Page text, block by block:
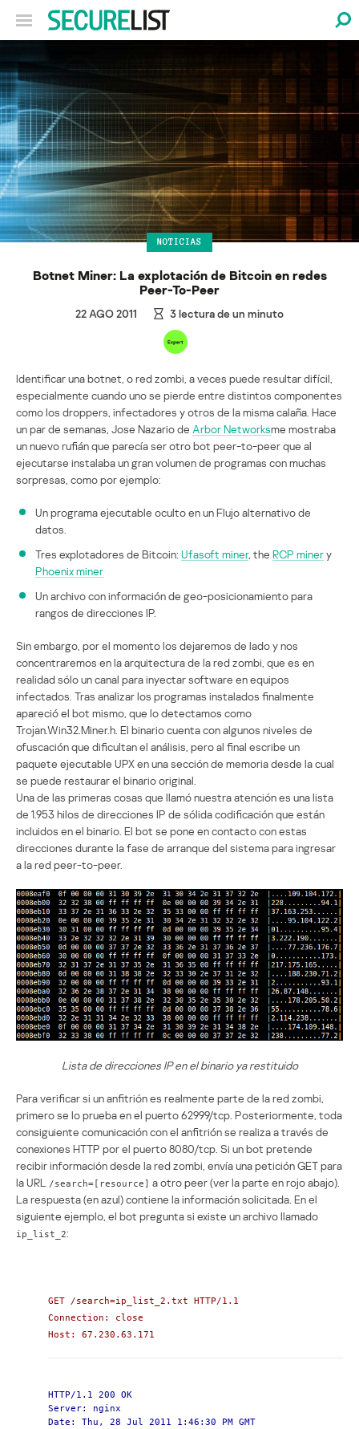
NOTICIAS
Botnet Miner: La explotación de Bitcoin en redes
Peer-To-Peer
22 AGO 2011 3lectura de un minuto
Identificar una botnet, o red zombi, a veces puede resultar difícil,
especialmente cuando uno se pierde entre distintos componentes
como los droppers, infectadores y otros de la misma calaña. Hace
un par de semanas, Jose Nazario de Arbor Networksme mostraba
un nuevo rufián que parecía ser otro bot peer-to-peer que al
ejecutarse instalaba un gran volumen de programas con muchas
sorpresas, como por ejemplo:
Un programa ejecutable oculto en un Flujo alternativo de
datos.
Tres explotadores de Bitcoin: Ufasoft miner, the RCP minery
Phoenix miner
Un archivo con información de geo-posicionamiento para
rangos de direcciones IP.
Sin embargo, por el momento los dejaremos de lado y nos
concentraremos en la arquitectura de la red zombi, que es en
realidad sólo un canal para inyectar software en equipos
infectados. Tras analizar los programas instalados finalmente
apareció el bot mismo, que lo detectamos como
Trojan.Win32.Miner.h. El binario cuenta con algunos niveles de
ofuscación que dificultan el análisis, pero al final escribe un
paquete ejecutable UPX en una sección de memoria desde la cual
se puede restaurar el binario original.
Una de las primeras cosas que llamó nuestra atención es una lista
de 1.953 hilos de direcciones IP de sólida codificación que están
incluidos en el binario. El bot se pone en contacto con estas
direcciones durante la fase de arranque del sistema para ingresar
a la red peer-to-peer.
Lista de direcciones IP en el binario ya restituido
Para verificar si un anfitrión es realmente parte de la red zombi,
primero se lo prueba en el puerto 62999/tcp. Posteriormente, toda
consiguiente comunicación con el anfitrión se realiza a través de
conexiones HTTP por el puerto 8080/tcp. Si un bot pretende
recibir información desde la red zombi, envía una petición GET para
la URL
/search=[resource] a otro peer (ver la parte en rojo abajo).
La respuesta (en azul) contiene la información solicitada. En el
siguiente ejemplo, el bot pregunta si existe un archivo llamado
ip_list_2:
GET /search=ip_list_2.txt HTTP/1.1
Connection: close
Host: 67.230.63.171
HTTP/1.1 200 OK
Server: nginx
Date: Thu, 28 Jul 2011 1:46:30 PM GMT